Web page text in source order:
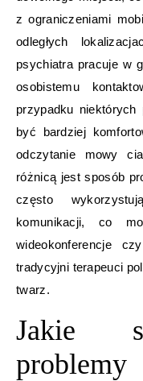
z ograniczeniami
odległych
psychiatra pracuje w
osobistemu
przypadku niektórych
być bardziej
odczytanie mowy
różnicą jest sposób
często
komunikacji, co
wideokonferencje
tradycyjni terapeuci
twarz.
Jakie